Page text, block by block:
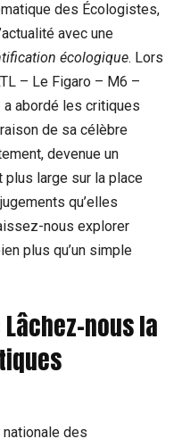
des Écologistes,
avec une
écologique. Lors
– Le Figaro – M6 –
a abordé les critiques
de sa célèbre
devenue un
plus large sur la place
qu’elles
nous explorer
plus qu’un simple
nous la
des